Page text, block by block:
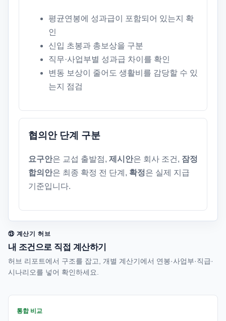
평균연봉에 성과급이 포함되어 있는지 확
인
신입 초봉과 총보상을 구분
직무·사업부별 성과급 차이를 확인
변동 보상이 줄어도 생활비를 감당할 수 있
는지 점검
협의안 단계 구분
요구안은 교섭 출발점, 제시안은 회사 조건, 잠정
합의안은 최종 확정 전 단계, 확정은 실제 지급
기준입니다.
⑬ 계산기 허브
내 조건으로 직접 계산하기
허브 리포트에서 구조를 잡고, 개별 계산기에서 연봉·사업부·직급·
시나리오를 넣어 확인하세요.
통합 비교